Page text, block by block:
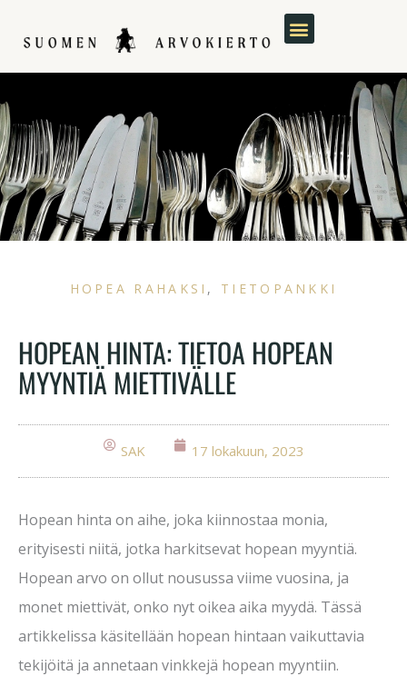
sisältöön
HOPEA RAHAKSI , TIETOPANKKI
HOPEAN HINTA: TIETOA HOPEAN
MYYNTIÄ MIETTIVÄLLE
SAK 17 lokakuun, 2023
Hopean hinta on aihe, joka kiinnostaa monia,
erityisesti niitä, jotka harkitsevat hopean myyntiä.
Hopean arvo on ollut nousussa viime vuosina, ja
monet miettivät, onko nyt oikea aika myydä. Tässä
artikkelissa käsitellään hopean hintaan vaikuttavia
tekijöitä ja annetaan vinkkejä hopean myyntiin.